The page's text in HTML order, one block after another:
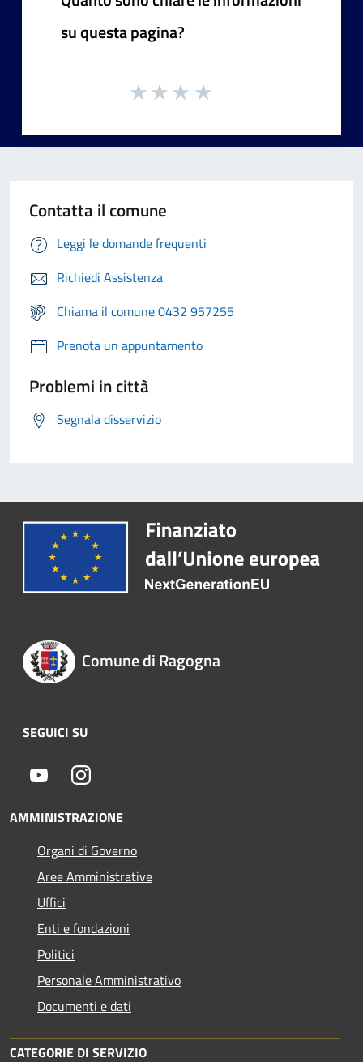
su questa pagina?
Contatta il comune
Leggi le domande frequenti
Richiedi Assistenza
Chiama il comune 0432 957255
Prenota un appuntamento
Problemi in città
Segnala disservizio
Comune di Ragogna
SEGUICI SU
YoutubeInstagram
AMMINISTRAZIONE
Organi di Governo
Aree Amministrative
Uffici
Enti e fondazioni
Politici
Personale Amministrativo
Documenti e dati
CATEGORIE DI SERVIZIO